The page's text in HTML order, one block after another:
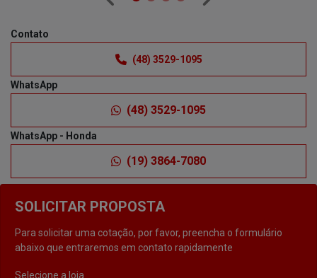
SOLICITAR PROPOSTA
Para solicitar uma cotação, por favor, preencha o formulário
abaixo que entraremos em contato rapidamente
Selecione a loja
Anterior Próximo
Contato
(48) 3529-1095
WhatsApp
(48) 3529-1095
WhatsApp - Honda
(19) 3864-7080